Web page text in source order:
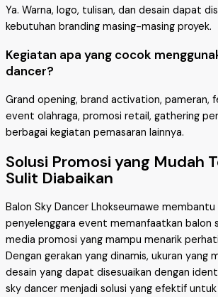
Ya. Warna, logo, tulisan, dan desain dapat
kebutuhan branding masing-masing proyek.
Kegiatan apa yang cocok
dancer?
Grand opening, brand activation, pameran,
event olahraga, promosi retail, gathering
berbagai kegiatan pemasaran lainnya.
Solusi Promosi yang Mudah
Sulit Diabaikan
Balon Sky Dancer Lhokseumawe membantu
penyelenggara event memanfaatkan balon
media promosi yang mampu menarik
Dengan gerakan yang dinamis, ukuran yang
desain yang dapat disesuaikan dengan
sky dancer menjadi solusi yang efektif